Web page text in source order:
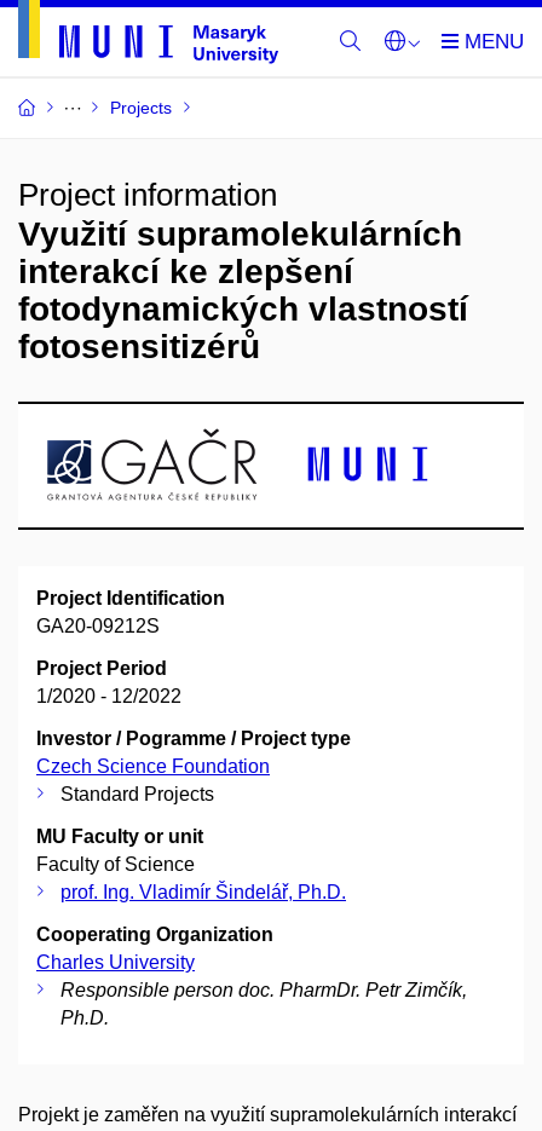
Projects
Project information
Využití supramolekulárních
interakcí ke zlepšení
fotodynamických vlastností
fotosensitizérů
Project Identification
GA20-09212S
Project Period
1/2020 - 12/2022
Investor / Pogramme / Project type
Czech Science Foundation
Standard Projects
MU Faculty or unit
Faculty of Science
prof. Ing. Vladimír Šindelář, Ph.D.
Cooperating Organization
Charles University
Responsible person doc. PharmDr. Petr Zimčík,
Ph.D.
Projekt je zaměřen na využití supramolekulárních interakcí